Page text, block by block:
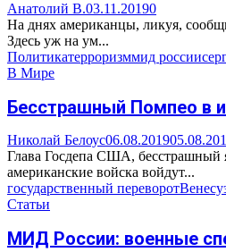
Анатолий В.03.11.20190
На днях американцы, ликуя,
Здесь уж на ум...
Политикатерроризммид россии
В Мире
Бесстрашный Помпео в
Николай Белоус06.08.2019
Глава Госдепа США, бесстрашный
американские войска войдут...
государственный переворот
Статьи
МИД России: военные